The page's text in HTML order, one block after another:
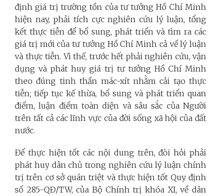
định giá trị trường tồn của tư tưởng Hồ Chí Minh
hiện nay, phải tích cực nghiên cứu lý luận, tổng
kết thực tiễn để bổ sung, phát triển và tìm ra các
giá trị mới của tư tưởng Hồ Chí Minh cả về lý luận
và thực tiễn. Vì thế, trước hết phải nghiên cứu, vận
dụng và phát huy giá trị tư tưởng Hồ Chí Minh
theo đúng tinh thần mác-xít nhằm cải tạo thực
tiễn; tiếp tục kế thừa, bổ sung và phát triển quan
điểm, luận điểm toàn diện và sâu sắc của Người
trên tất cả các lĩnh vực của đời sống xã hội của đất
nước.
Để thực hiện tốt các nội dung trên, đòi hỏi phải
phát huy dân chủ trong nghiên cứu lý luận chính
trị trên cơ sở quán triệt và thực hiện tốt Quy định
số 285-QĐ/TW, của Bộ Chính trị khóa XI, về dân